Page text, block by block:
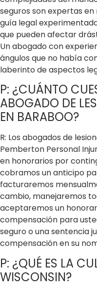
seguros son expertas en
guía legal
que pueden afectar
Un abogado con
ángulos que no había
laberinto de aspectos
P: ¿CUÁNTO
ABOGADO DE
EN BARABOO?
R: Los abogados de
Pemberton Personal
en honorarios por
cobramos un anticipo
facturaremos
cambio, manejaremos
aceptaremos un
compensación para
seguro o una sentencia
compensación en su
P: ¿QUÉ ES LA
WISCONSIN?